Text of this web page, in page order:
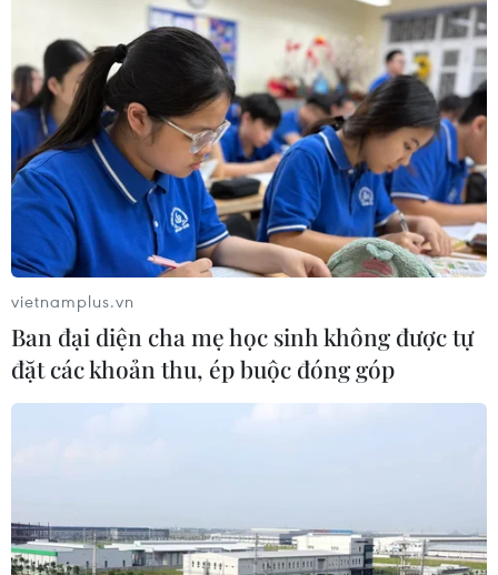
vietnamplus.vn
Ban đại diện cha mẹ học sinh không được tự
đặt các khoản thu, ép buộc đóng góp